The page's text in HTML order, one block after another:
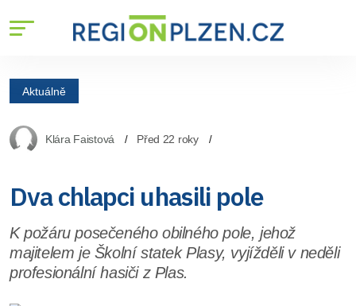
Aktuálně
Klára Faistová Před 22 roky
Dva chlapci uhasili pole
K požáru posečeného obilného pole, jehož
majitelem je Školní statek Plasy, vyjížděli v neděli
profesionální hasiči z Plas.